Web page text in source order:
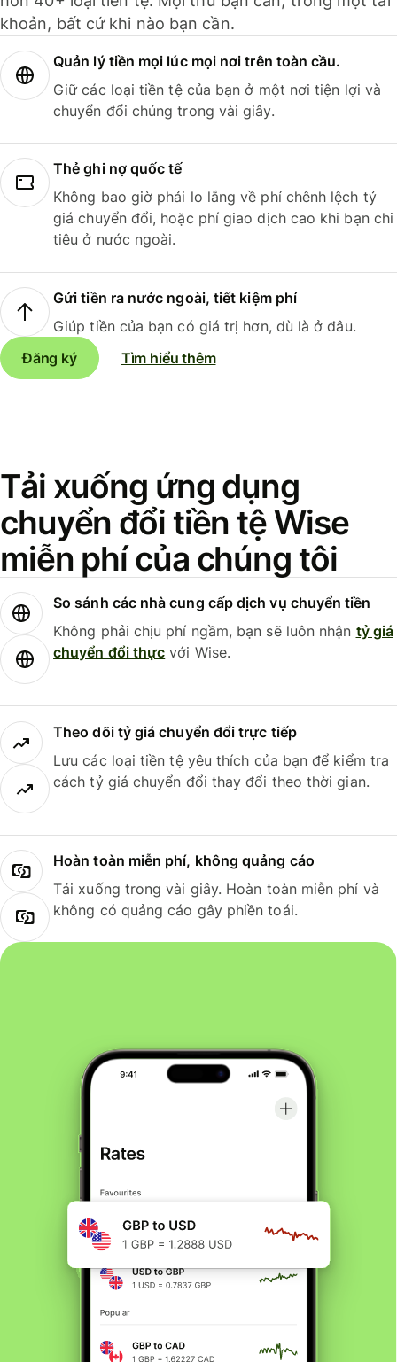
khoản, bất cứ khi nào bạn cần.
Quản lý tiền mọi lúc mọi nơi trên toàn cầu.
Giữ các loại tiền tệ của bạn ở một nơi tiện lợi và
chuyển đổi chúng trong vài giây.
Thẻ ghi nợ quốc tế
Không bao giờ phải lo lắng về phí chênh lệch tỷ
giá chuyển đổi, hoặc phí giao dịch cao khi bạn chi
tiêu ở nước ngoài.
Gửi tiền ra nước ngoài, tiết kiệm phí
Giúp tiền của bạn có giá trị hơn, dù là ở đâu.
Đăng ký
Tìm hiểu thêm
Tải xuống ứng dụng
chuyển đổi tiền tệ Wise
miễn phí của chúng tôi
So sánh các nhà cung cấp dịch vụ chuyển tiền
Không phải chịu phí ngầm, bạn sẽ luôn nhận tỷ giá
chuyển đổi thực với Wise.
Theo dõi tỷ giá chuyển đổi trực tiếp
Lưu các loại tiền tệ yêu thích của bạn để kiểm tra
cách tỷ giá chuyển đổi thay đổi theo thời gian.
Hoàn toàn miễn phí, không quảng cáo
Tải xuống trong vài giây. Hoàn toàn miễn phí và
không có quảng cáo gây phiền toái.